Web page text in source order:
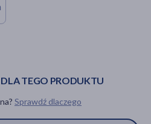
PRODUCT Plaster z
włókninowy, 1
TEGO PRODUKTU
Sprawdź dlaczego